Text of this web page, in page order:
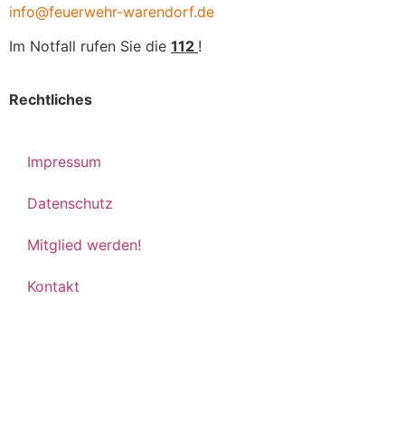
info@feuerwehr-warendorf.de
Im Notfall rufen Sie die 112 !
Rechtliches
Impressum
Datenschutz
Mitglied werden!
Kontakt